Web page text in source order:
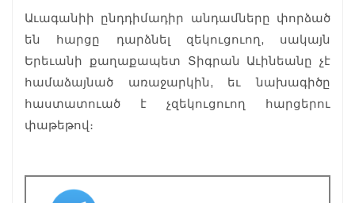
Աւագանիի ընդդիմադիր անդամները փորձած
են հարցը դարձնել զեկուցուող, սակայն
Երեւանի քաղաքապետ Տիգրան Աւինեանը չէ
համաձայնած առաջարկին, եւ նախագիծը
հաստատուած է չզեկուցուող հարցերու
փաթեթով։